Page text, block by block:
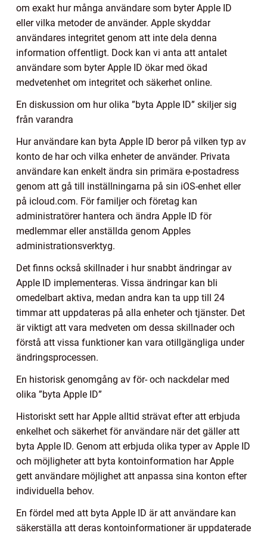
om exakt hur många användare som byter Apple ID
eller vilka metoder de använder. Apple skyddar
användares integritet genom att inte dela denna
information offentligt. Dock kan vi anta att antalet
användare som byter Apple ID ökar med ökad
medvetenhet om integritet och säkerhet online.
En diskussion om hur olika ”byta Apple ID” skiljer sig
från varandra
Hur användare kan byta Apple ID beror på vilken typ av
konto de har och vilka enheter de använder. Privata
användare kan enkelt ändra sin primära e-postadress
genom att gå till inställningarna på sin iOS-enhet eller
på icloud.com. För familjer och företag kan
administratörer hantera och ändra Apple ID för
medlemmar eller anställda genom Apples
administrationsverktyg.
Det finns också skillnader i hur snabbt ändringar av
Apple ID implementeras. Vissa ändringar kan bli
omedelbart aktiva, medan andra kan ta upp till 24
timmar att uppdateras på alla enheter och tjänster. Det
är viktigt att vara medveten om dessa skillnader och
förstå att vissa funktioner kan vara otillgängliga under
ändringsprocessen.
En historisk genomgång av för- och nackdelar med
olika ”byta Apple ID”
Historiskt sett har Apple alltid strävat efter att erbjuda
enkelhet och säkerhet för användare när det gäller att
byta Apple ID. Genom att erbjuda olika typer av Apple ID
och möjligheter att byta kontoinformation har Apple
gett användare möjlighet att anpassa sina konton efter
individuella behov.
En fördel med att byta Apple ID är att användare kan
säkerställa att deras kontoinformationer är uppdaterade